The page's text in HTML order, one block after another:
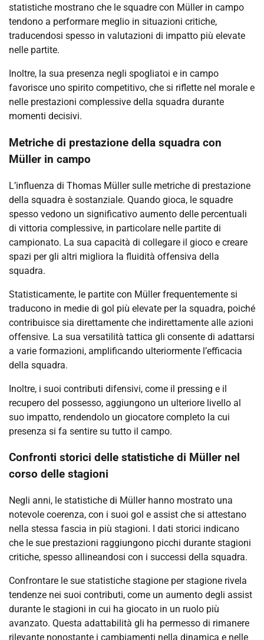
statistiche mostrano che le squadre con Müller in campo
tendono a performare meglio in situazioni critiche,
traducendosi spesso in valutazioni di impatto più elevate
nelle partite.
Inoltre, la sua presenza negli spogliatoi e in campo
favorisce uno spirito competitivo, che si riflette nel morale e
nelle prestazioni complessive della squadra durante
momenti decisivi.
Metriche di prestazione della squadra con
Müller in campo
L’influenza di Thomas Müller sulle metriche di prestazione
della squadra è sostanziale. Quando gioca, le squadre
spesso vedono un significativo aumento delle percentuali
di vittoria complessive, in particolare nelle partite di
campionato. La sua capacità di collegare il gioco e creare
spazi per gli altri migliora la fluidità offensiva della
squadra.
Statisticamente, le partite con Müller frequentemente si
traducono in medie di gol più elevate per la squadra, poiché
contribuisce sia direttamente che indirettamente alle azioni
offensive. La sua versatilità tattica gli consente di adattarsi
a varie formazioni, amplificando ulteriormente l’efficacia
della squadra.
Inoltre, i suoi contributi difensivi, come il pressing e il
recupero del possesso, aggiungono un ulteriore livello al
suo impatto, rendendolo un giocatore completo la cui
presenza si fa sentire su tutto il campo.
Confronti storici delle statistiche di Müller nel
corso delle stagioni
Negli anni, le statistiche di Müller hanno mostrato una
notevole coerenza, con i suoi gol e assist che si attestano
nella stessa fascia in più stagioni. I dati storici indicano
che le sue prestazioni raggiungono picchi durante stagioni
critiche, spesso allineandosi con i successi della squadra.
Confrontare le sue statistiche stagione per stagione rivela
tendenze nei suoi contributi, come un aumento degli assist
durante le stagioni in cui ha giocato in un ruolo più
avanzato. Questa adattabilità gli ha permesso di rimanere
rilevante nonostante i cambiamenti nella dinamica e nelle